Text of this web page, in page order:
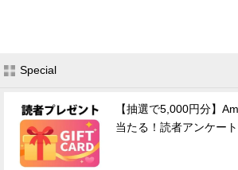
Special
【抽選で5,000円分】
当たる！読者アンケー